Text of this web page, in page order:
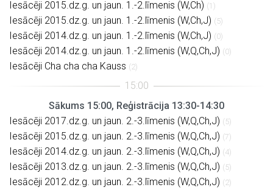
Iesācēji 2015.dz.g. un jaun. 1.-2.līmenis (W,Ch) (1)
Iesācēji 2015.dz.g. un jaun. 1.-2.līmenis (W,Ch,J) (5)
Iesācēji 2014.dz.g. un jaun. 1.-2.līmenis (W,Ch,J) (0)
Iesācēji 2014.dz.g. un jaun. 1.-2.līmenis (W,Q,Ch,J) (0)
Iesācēji Cha cha cha Kauss (2)
Sākums 15:00, Reģistrācija 13:30-14:30
Iesācēji 2017.dz.g. un jaun. 2.-3.līmenis (W,Q,Ch,J) (5)
Iesācēji 2015.dz.g. un jaun. 2.-3.līmenis (W,Q,Ch,J) (7)
Iesācēji 2014.dz.g. un jaun. 2.-3.līmenis (W,Q,Ch,J) (4)
Iesācēji 2013.dz.g. un jaun. 2.-3.līmenis (W,Q,Ch,J) (5)
Iesācēji 2012.dz.g. un jaun. 2.-3.līmenis (W,Q,Ch,J) (2)